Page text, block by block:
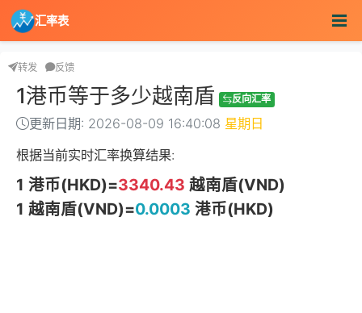
汇率表
转发 反馈
1港币等于多少越南盾 反向汇率
更新日期: 2026-08-09 16:40:08 星期日
根据当前实时汇率换算结果:
1 港币(HKD)=3340.43 越南盾(VND)
1 越南盾(VND)=0.0003 港币(HKD)